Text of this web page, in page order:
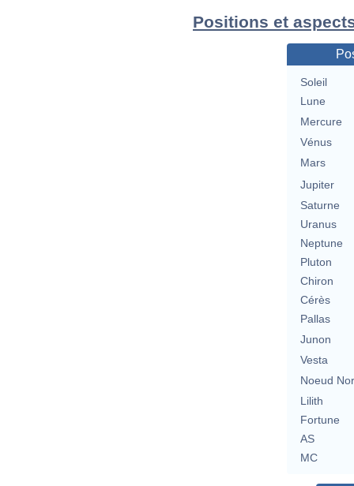
Positions et
Soleil
Lune
Mercure
Vénus
Mars
Jupiter
Saturne
Uranus
Neptune
Pluton
Chiron
Cérès
Pallas
Junon
Vesta
Noeud
Lilith
Fortune
AS
MC